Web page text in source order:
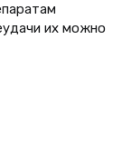
их можно